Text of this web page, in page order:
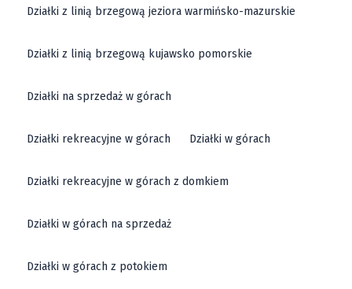
Działki z linią brzegową jeziora warmińsko-mazurskie
Działki z linią brzegową kujawsko pomorskie
Działki na sprzedaż w górach
Działki rekreacyjne w górach Działki w górach
Działki rekreacyjne w górach z domkiem
Działki w górach na sprzedaż
Działki w górach z potokiem